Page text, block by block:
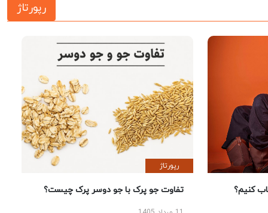
رپورتاژ
کنیم؟
رپورتاژ
تفاوت جو پرک با جو دوسر پرک چیست؟